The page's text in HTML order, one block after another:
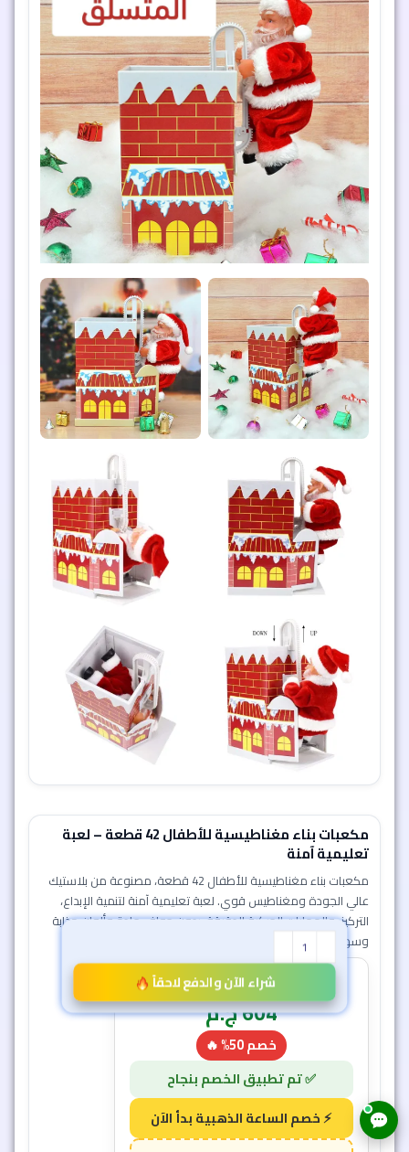
مكعبات بناء مغناطيسية للأطفال 42 قطعة – لعبة
تعليمية آمنة
مكعبات بناء مغناطيسية للأطفال 42 قطعة، مصنوعة من بلاستيك
عالي الجودة ومغناطيس قوي. لعبة تعليمية آمنة لتنمية الإبداع،
التركيز، والمهارات الحركية الدقيقة. بدون حواف حادة وألوان جذابة
وسهلة التركيب.
1,209ج.م
604ج.م
خصم 50% 🔥
شراء الآن والدفع لاحقاً